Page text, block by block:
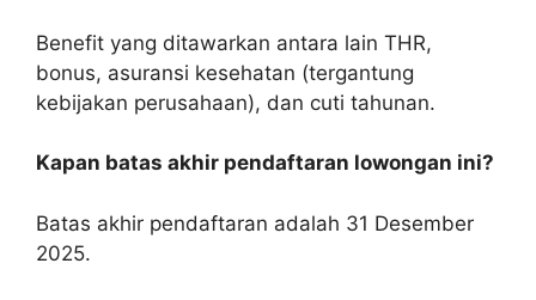
Benefit yang ditawarkan antara lain THR,
bonus, asuransi kesehatan (tergantung
kebijakan perusahaan), dan cuti tahunan.
Kapan batas akhir pendaftaran lowongan ini?
Batas akhir pendaftaran adalah 31 Desember
2025.